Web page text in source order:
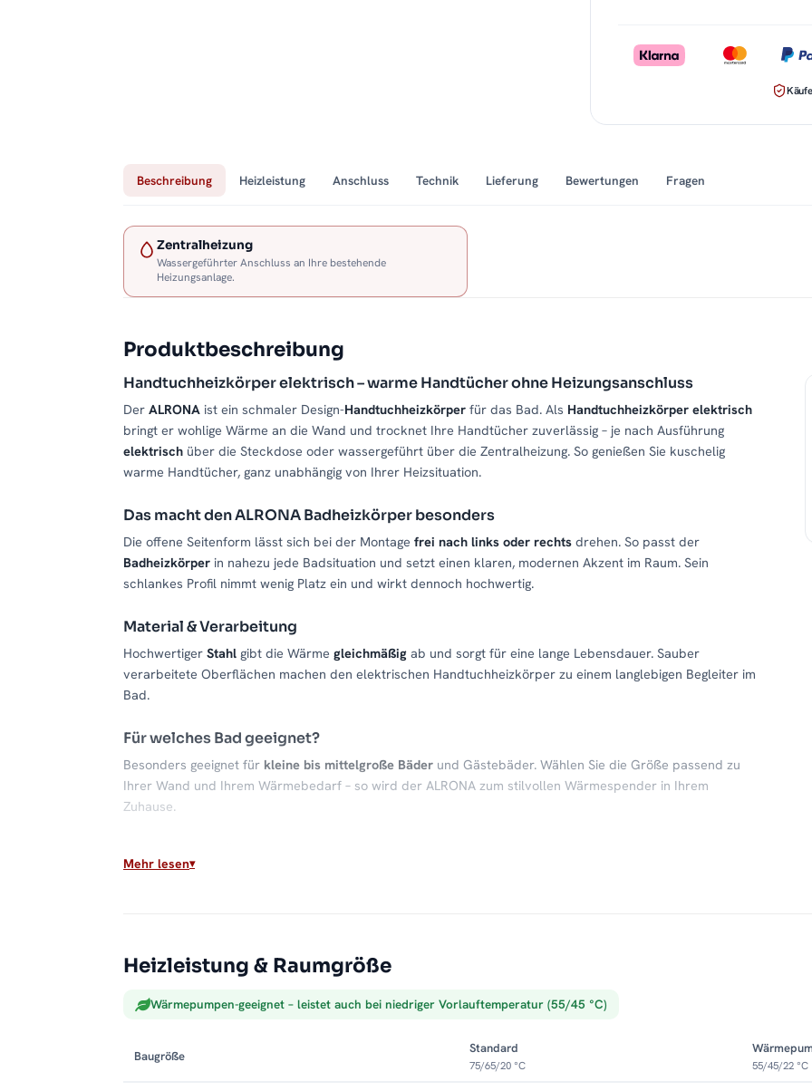
Beschreibung Heizleistung Anschluss Technik Lieferung Bewertungen Fragen
Zentralheizung
Wassergeführter Anschluss an Ihre bestehende
Heizungsanlage.
Produktbeschreibung
Handtuchheizkörper elektrisch – warme Handtücher ohne Heizungsanschluss
Der ALRONA ist ein schmaler Design-Handtuchheizkörper für das Bad. Als Handtuchheizkörper elektrisch
bringt er wohlige Wärme an die Wand und trocknet Ihre Handtücher zuverlässig – je nach Ausführung
elektrisch über die Steckdose oder wassergeführt über die Zentralheizung. So genießen Sie kuschelig
warme Handtücher, ganz unabhängig von Ihrer Heizsituation.
Das macht den ALRONA Badheizkörper besonders
Die offene Seitenform lässt sich bei der Montage frei nach links oder rechts drehen. So passt der
Badheizkörper in nahezu jede Badsituation und setzt einen klaren, modernen Akzent im Raum. Sein
schlankes Profil nimmt wenig Platz ein und wirkt dennoch hochwertig.
Material & Verarbeitung
Hochwertiger Stahl gibt die Wärme gleichmäßig ab und sorgt für eine lange Lebensdauer. Sauber
verarbeitete Oberflächen machen den elektrischen Handtuchheizkörper zu einem langlebigen Begleiter im
Bad.
Für welches Bad geeignet?
Besonders geeignet für kleine bis mittelgroße Bäder und Gästebäder. Wählen Sie die Größe passend zu
Ihrer Wand und Ihrem Wärmebedarf – so wird der ALRONA zum stilvollen Wärmespender in Ihrem
Zuhause.
EinHandtuchheizkörper
Passende Varianten, Zubehör & Service
elektrische Variante verfügbar.Service: Kundenservice,Montageservice.
Mehr lesen
Heizleistung & Raumgröße
Wärmepumpen-geeignet – leistet auch bei niedriger Vorlauftemperatur (55/45 °C)
Baugröße
Standard
75/65/20 °C 55/45/22 °C